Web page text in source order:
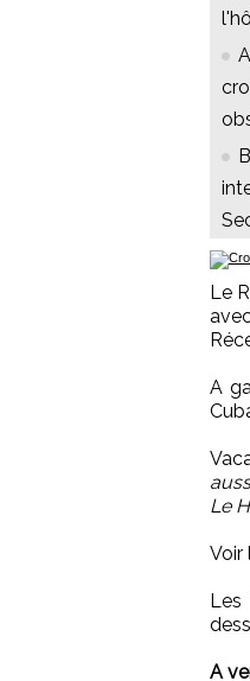
Le
A
Le
Voir
Les
A